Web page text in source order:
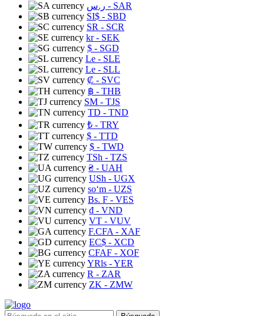
ر.س - SAR
SI$ - SBD
SR - SCR
kr- SEK
$ - SGD
Le - SLE
Le - SLL
₡ - SVC
฿ - THB
ЅМ - TJS
TD - TND
₺ - TRY
$ - TTD
$ - TWD
TSh - TZS
₴ - UAH
USh - UGX
soʻm - UZS
Bs. F - VES
₫ - VND
VT - VUV
F.CFA - XAF
EC$ - XCD
CFAF - XOF
YRls - YER
R - ZAR
ZK - ZMW